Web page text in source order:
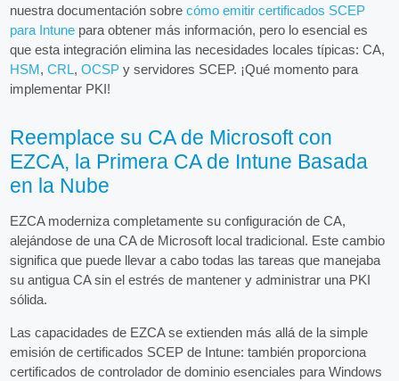
nuestra documentación sobrecómo emitir certificados SCEP
para Intune para obtener más información, pero lo esencial es
que esta integración elimina las necesidades locales típicas: CA,
HSM,CRL,OCSP y servidores SCEP. ¡Qué momento para
implementar PKI!
Reemplace su CA de Microsoft con
EZCA, la Primera CA de Intune Basada
en la Nube
EZCA moderniza completamente su configuración de CA,
alejándose de una CA de Microsoft local tradicional. Este cambio
significa que puede llevar a cabo todas las tareas que manejaba
su antigua CA sin el estrés de mantener y administrar una PKI
sólida.
Las capacidades de EZCA se extienden más allá de la simple
emisión de certificados SCEP de Intune: también proporciona
certificados de controlador de dominio esenciales para Windows